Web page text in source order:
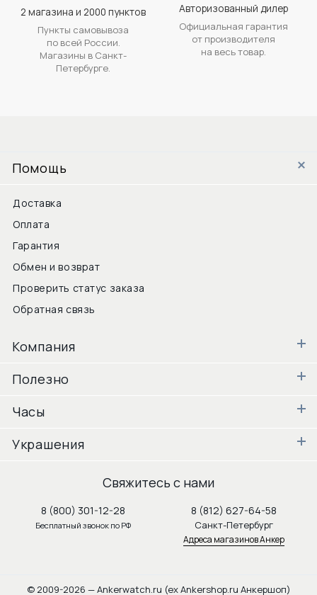
2 магазина и 2000 пунктов
Пункты самовывоза
по всей России.
Магазины в Санкт-
Петербурге.
Авторизованный дилер
Официальная гарантия
от производителя
на весь товар.
Помощь
Доставка
Оплата
Гарантия
Обмен и возврат
Проверить статус заказа
Обратная связь
Компания
Полезно
Часы
Украшения
Свяжитесь с нами
8 (800) 301-12-28
Бесплатный звонок по РФ
8 (812) 627-64-58
Санкт-Петербург
Адреса магазинов Анкер
© 2009-2026 — Ankerwatch.ru (ex Ankershop.ru Анкершоп)